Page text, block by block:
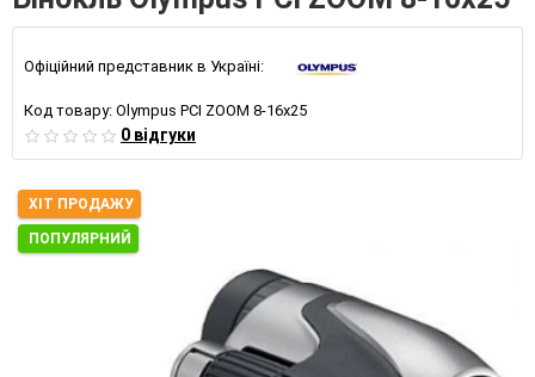
Офіційний представник в Україні:
Код товару: Olympus PCI ZOOM 8-16x25
0 відгуки
ХІТ ПРОДАЖУ
ПОПУЛЯРНИЙ